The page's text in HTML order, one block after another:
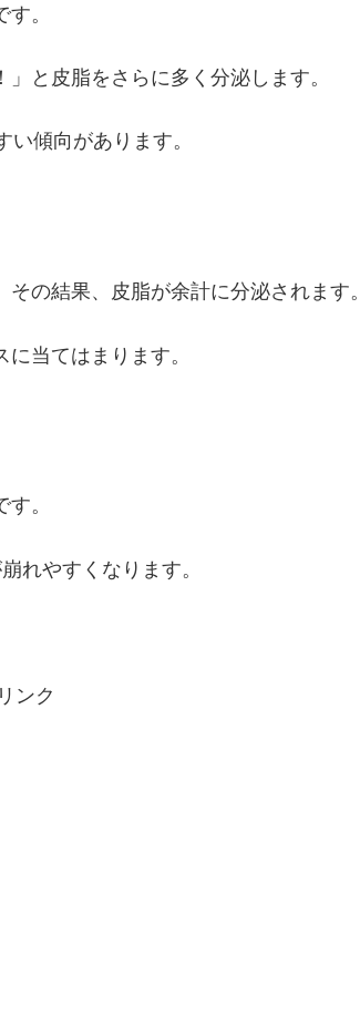
。
と皮脂をさらに多く分泌します。
傾向があります。
の結果、皮脂が余計に分泌されます。
当てはまります。
。
れやすくなります。
ンク